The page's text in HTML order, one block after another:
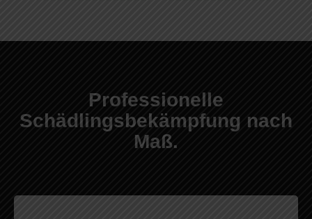
Professionelle
Schädlingsbekämpfung nach
Maß.